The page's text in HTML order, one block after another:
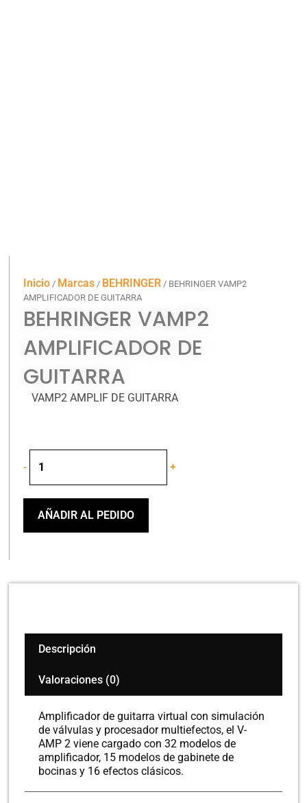
Inicio / Marcas / BEHRINGER / BEHRINGER VAMP2
AMPLIFICADOR DE GUITARRA
BEHRINGER VAMP2
AMPLIFICADOR DE
GUITARRA
VAMP2 AMPLIF DE GUITARRA
-
VAMP2
AMPLIFICADOR
DE
GUITARRA
+
AÑADIR AL PEDIDO
Descripción
Valoraciones (0)
Amplificador de guitarra virtual con simulación
de válvulas y procesador multiefectos, el V-
AMP 2 viene cargado con 32 modelos de
amplificador, 15 modelos de gabinete de
bocinas y 16 efectos clásicos.